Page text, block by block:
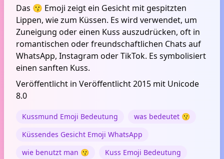
Das 😗 Emoji zeigt ein Gesicht mit gespitzten
Lippen, wie zum Küssen. Es wird verwendet, um
Zuneigung oder einen Kuss auszudrücken, oft in
romantischen oder freundschaftlichen Chats auf
WhatsApp, Instagram oder TikTok. Es symbolisiert
einen sanften Kuss.
Veröffentlicht in Veröffentlicht 2015 mit Unicode
8.0
Kussmund Emoji Bedeutung
was bedeutet 😗
Küssendes Gesicht Emoji WhatsApp
wie benutzt man 😗
Kuss Emoji Bedeutung